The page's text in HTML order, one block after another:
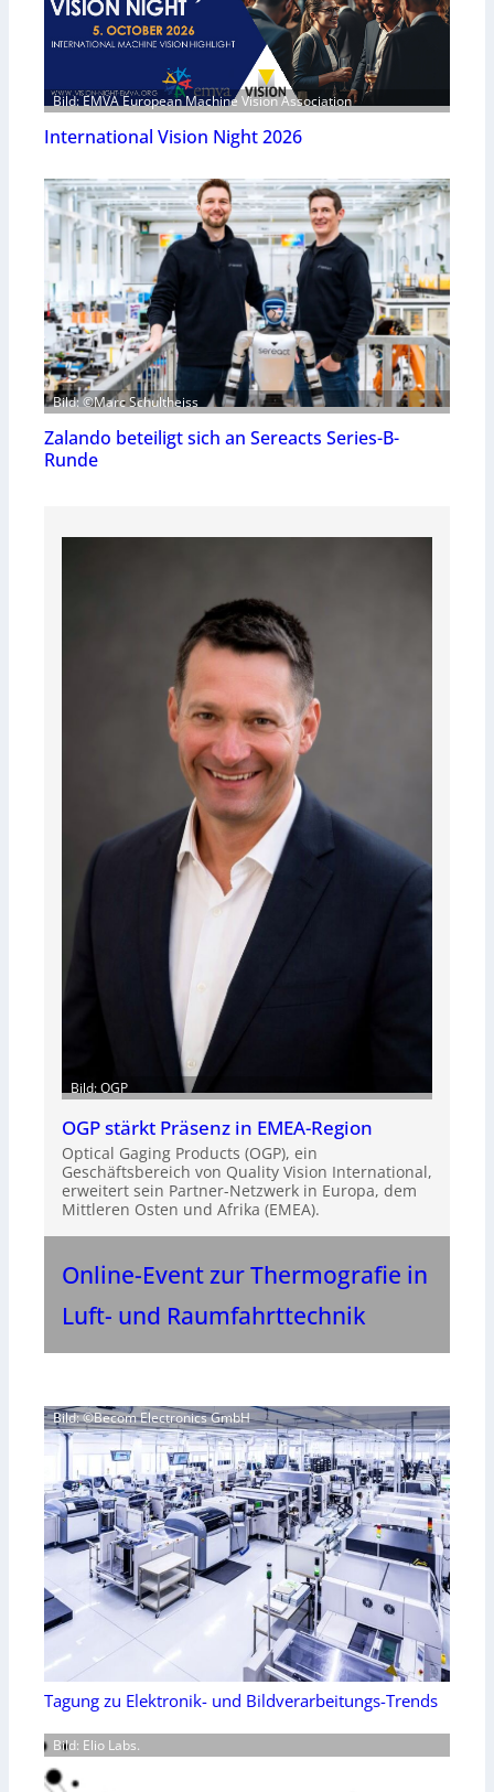
Bild: EMVA European Machine Vision Association
International Vision Night 2026
Bild: ©Marc Schultheiss
Zalando beteiligt sich an Sereacts Series-B-
Runde
Bild: OGP
OGP stärkt Präsenz in EMEA-Region
Optical Gaging Products (OGP), ein
Geschäftsbereich von Quality Vision International,
erweitert sein Partner-Netzwerk in Europa, dem
Mittleren Osten und Afrika (EMEA).
Online-Event zur Thermografie in
Luft- und Raumfahrttechnik
Bild: ©Becom Electronics GmbH
Tagung zu Elektronik- und Bildverarbeitungs-Trends
Bild: Elio Labs.